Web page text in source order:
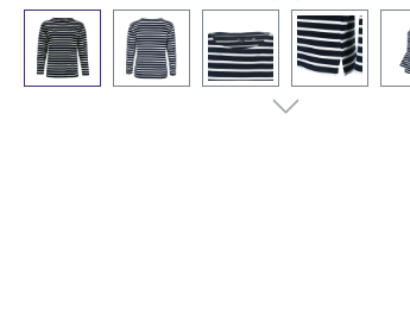
Bildergalerie überspringen